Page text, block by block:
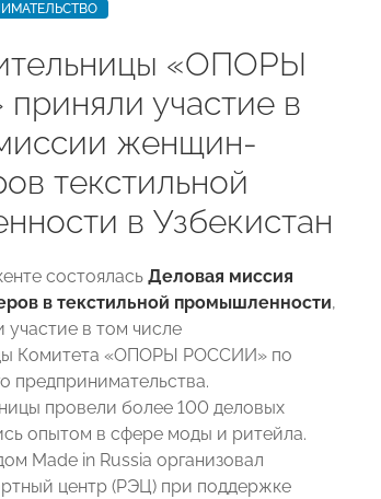
«ОПОРЫ
участие в
женщин-
текстильной
в Узбекистан
состоялась Деловая миссия
в текстильной промышленности,
участие в том числе
Комитета «ОПОРЫ РОССИИ» по
предпринимательства.
провели более 100 деловых
опытом в сфере моды и ритейла.
Made in Russia организовал
центр (РЭЦ) при поддержке